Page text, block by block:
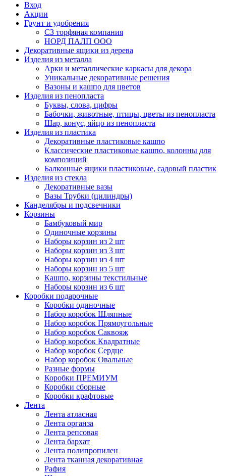
Вход
Акции
Грунт и удобрения
СЗ торфяная компания
НОРД ПАЛП ООО
Декоративные ящики из дерева
Изделия из металла
Арки и металлические каркасы для декора
Уникальные декоративные решения
Вазоны и кашпо для цветов
Изделия из пенопласта
Буквы, слова, цифры
Бабочки, животные, птицы, цветы из пенопласта
Шар, конус, яйцо из пенопласта
Изделия из пластика
Декоративные пластиковые кашпо
Классические пластиковые кашпо, колонны для
композиций
Балконные ящики пластиковые, садовый пластик
Изделия из стекла
Декоративные вазы
Вазы Трубки (цилиндры)
Канделябры и подсвечники
Корзины
Бамбуковый мир
Одиночные корзины
Наборы корзин из 2 шт
Наборы корзин из 3 шт
Наборы корзин из 4 шт
Наборы корзин из 5 шт
Кашпо, корзины текстильные
Наборы корзин из 6 шт
Коробки подарочные
Коробки одиночные
Набор коробок Шляпные
Набор коробок Прямоугольные
Набор коробок Саквояж
Набор коробок Квадратные
Набор коробок Сердце
Набор коробок Овальные
Разные формы
Коробки ПРЕМИУМ
Коробки сборные
Коробки крафтовые
Лента
Лента атласная
Лента органза
Лента репсовая
Лента бархат
Лента полипропилен
Лента тканная декоративная
Рафия